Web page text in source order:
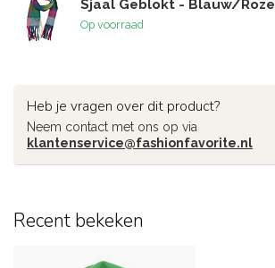
Sjaal Geblokt - Blauw/Roze
Op voorraad
Heb je vragen over dit product?
Neem contact met ons op via
klantenservice@fashionfavorite.nl
Recent bekeken